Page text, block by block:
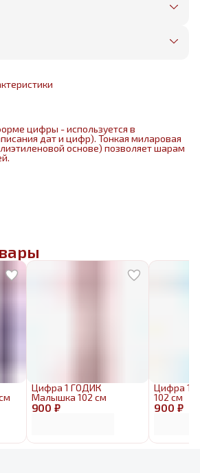
Сплит
в пределах КАД
цифры - используется в
дат и цифр). Тонкая миларовая
основе) позволяет шарам
900 ₽
Цифра 1 ГОДИК
Малышка 102 см
900 ₽
Цифра 1
102 см